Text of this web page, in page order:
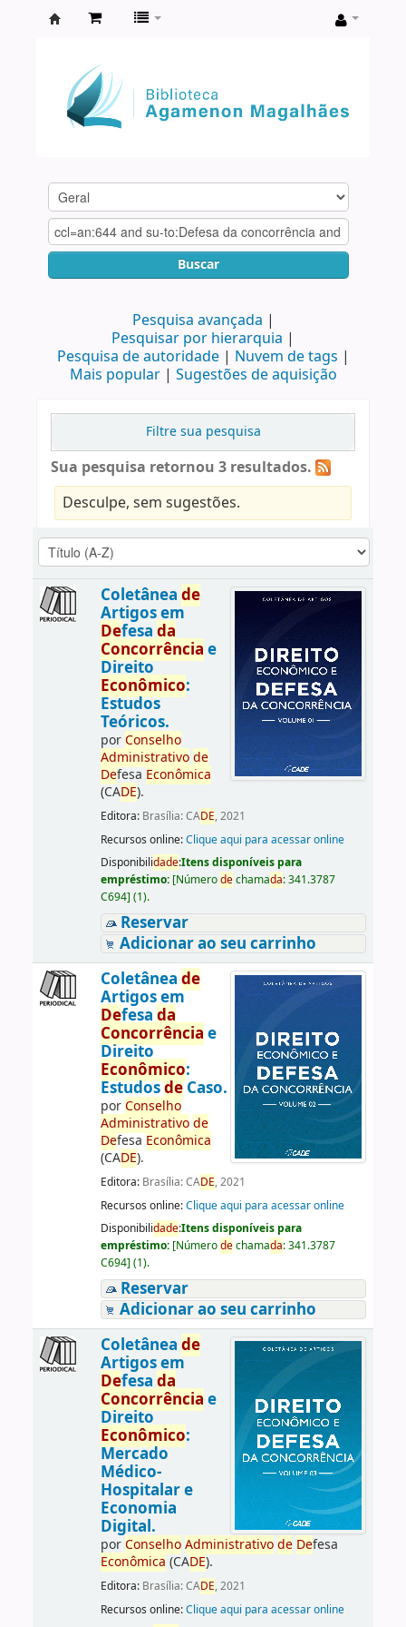
Agamenon
Magalhães
Buscar
Pesquisa avançada
Pesquisar por hierarquia
Pesquisa de autoridade
Nuvem de tags
Mais popular
Sugestões de aquisição
Filtre sua pesquisa
Sua pesquisa retornou 3 resultados.
Desculpe, sem sugestões.
Coletânea de
Artigos em
Defesa da
Concorrência e
Direito
Econômico:
Estudos
Teóricos.
porConselho
Administrativo de
Defesa Econômica
(CADE).
Editora: Brasília: CADE, 2021
Recursos online:Clique aqui para acessar online
Disponibilidade:Itens disponíveis para
empréstimo: [Númerodechamada:341.3787
C694] (1).
Reservar
Adicionar ao seu carrinho
Coletânea de
Artigos em
Defesa da
Concorrência e
Direito
Econômico:
EstudosdeCaso.
porConselho
Administrativo de
Defesa Econômica
(CADE).
Editora: Brasília: CADE, 2021
Recursos online:Clique aqui para acessar online
Disponibilidade:Itens disponíveis para
empréstimo: [Númerodechamada:341.3787
C694] (1).
Reservar
Adicionar ao seu carrinho
Coletânea de
Artigos em
Defesa da
Concorrência e
Direito
Econômico:
Mercado
Médico-
Hospitalar e
Economia
Digital.
porConselho Administrativo de Defesa
Econômica (CADE).
Editora: Brasília: CADE, 2021
Recursos online:Clique aqui para acessar online